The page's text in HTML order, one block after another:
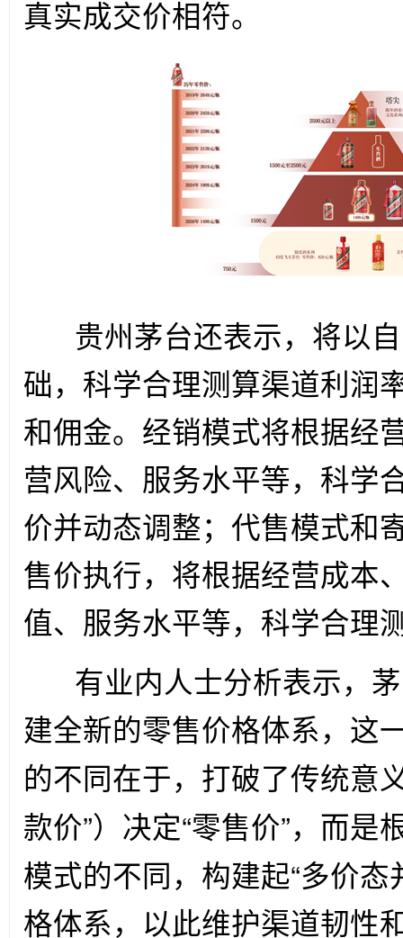
真实成交价相符。
贵州茅台还表示，将以
础，科学合理测算渠道利润
和佣金。经销模式将根据经
营风险、服务水平等，科学
价并动态调整；代售模式和
售价执行，将根据经营成本
值、服务水平等，科学合理
有业内人士分析表示，
建全新的零售价格体系，这
的不同在于，打破了传统意
款价”）决定“零售价”，而是
模式的不同，构建起“多价态
格体系，以此维护渠道韧性